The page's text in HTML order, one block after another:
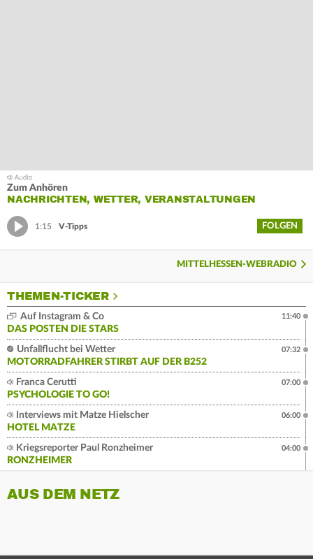
Zum Anhören
NACHRICHTEN, WETTER, VERANSTALTUNGEN
1:15 V-Tipps FOLGEN
MITTELHESSEN-WEBRADIO
THEMEN-TICKER
Auf Instagram & Co
DAS POSTEN DIE STARS
11:40
Unfallflucht bei Wetter
MOTORRADFAHRER STIRBT AUF DER B252
07:32
Franca Cerutti
PSYCHOLOGIE TO GO!
07:00
Interviews mit Matze Hielscher
HOTEL MATZE
06:00
Kriegsreporter Paul Ronzheimer
RONZHEIMER
04:00
AUS DEM NETZ